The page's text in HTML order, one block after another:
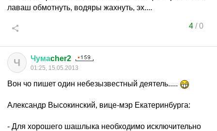
лаваш обмотнуть, водяры жахнуть, эх....
4/0
Ч Чумаcher2
01:25, 15.05.2013
Вон чо пишет один небезызвестный деятель.....
Александр Высокинский, вице-мэр Екатеринбурга:
- Для хорошего шашлыка необходимо исключительно